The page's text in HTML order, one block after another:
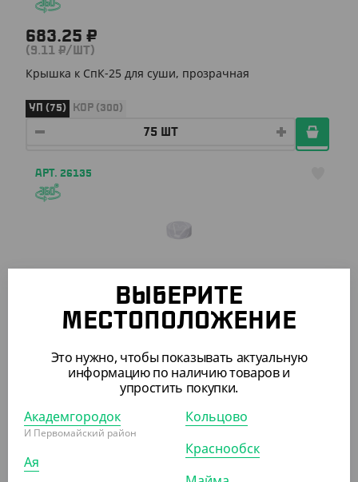
683.25 ₽
(9.11 ₽/ШТ)
Крышка к СпК-25 для суши, прозрачная
УП (75) КОР (300)
АРТ. 26135
(1.40 ₽/ШТ)
УП (100)
АРТ. 26121
ВЫБЕРИТЕ
МЕСТОПОЛОЖЕНИЕ
Это нужно, чтобы показывать актуальную
информацию по наличию товаров и
упростить покупки.
Академгородок
И Первомайский район
Ая
Кольцово
Краснообск